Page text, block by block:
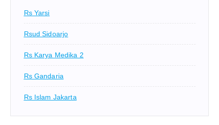
Rs Yarsi
Rsud Sidoarjo
Rs Karya Medika 2
Rs Gandaria
Rs Islam Jakarta